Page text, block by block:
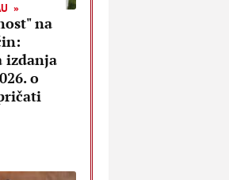
na
izdanja
o